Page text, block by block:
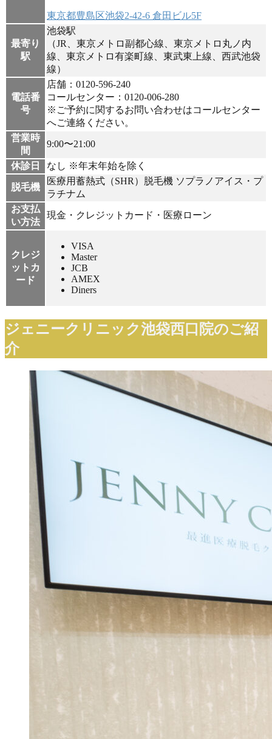
東京都豊島区池袋2-42-6 倉田ビル5F
最寄り
駅
池袋駅
（JR、東京メトロ副都心線、東京メトロ丸ノ内
線、東京メトロ有楽町線、東武東上線、西武池袋
線）
電話番
号
店舗：0120-596-240
コールセンター：0120-006-280
※ご予約に関するお問い合わせはコールセンター
へご連絡ください。
営業時
間
9:00〜21:00
休診日 なし ※年末年始を除く
脱毛機
医療用蓄熱式（SHR）脱毛機 ソプラノアイス・プ
ラチナム
お支払
い方法
現金・クレジットカード・医療ローン
クレジ
ットカ
ード
VISA
Master
JCB
AMEX
Diners
ジェニークリニック池袋西口院のご紹
介